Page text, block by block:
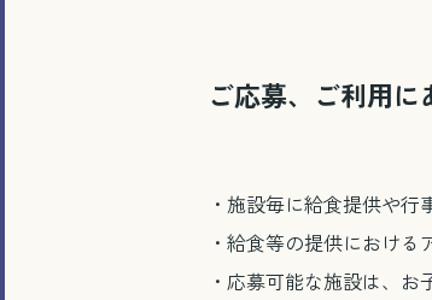
ご応募、ご利用
・施設毎に給食提供や
・給食等の提供における
・応募可能な施設は、